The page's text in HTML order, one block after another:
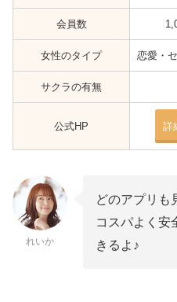
会員数
女性のタイプ 恋愛・
サクラの有無
公式HP 詳
れいか
どのアプリも
コスパよく安
きるよ♪